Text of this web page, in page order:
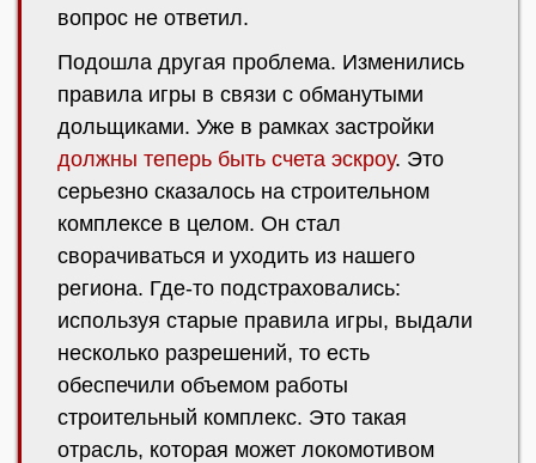
вопрос не ответил.
Подошла другая проблема. Изменились
правила игры в связи с обманутыми
дольщиками. Уже в рамках застройки
должны теперь быть счета эскроу. Это
серьезно сказалось на строительном
комплексе в целом. Он стал
сворачиваться и уходить из нашего
региона. Где-то подстраховались:
используя старые правила игры, выдали
несколько разрешений, то есть
обеспечили объемом работы
строительный комплекс. Это такая
отрасль, которая может локомотивом